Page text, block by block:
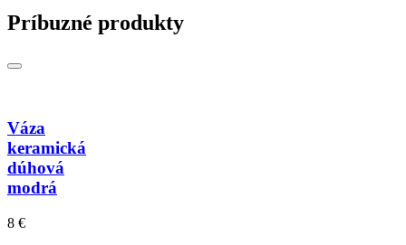
Príbuzné produkty
Váza
keramická
dúhová
modrá
8 €